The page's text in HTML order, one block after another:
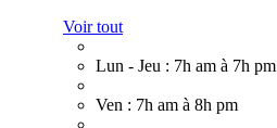
Voir tout
Lun - Jeu : 7h am à 7h pm
Ven : 7h am à 8h pm